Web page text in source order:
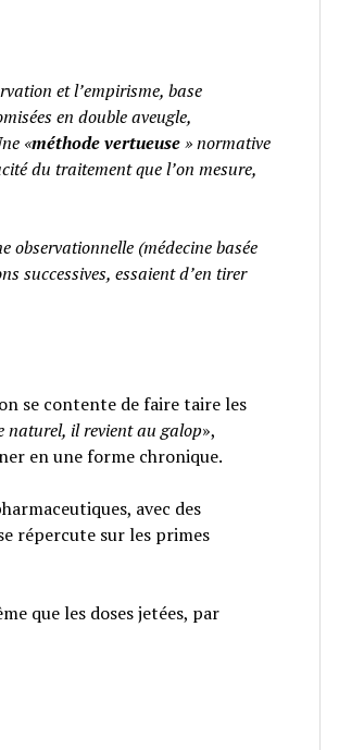
et l’empirisme, base
en double aveugle,
«méthode vertueuse» normative
du traitement que l’on mesure,
observationnelle (médecine basée
successives, essaient d’en tirer
se contente de faire taire les
naturel, il revient au galop»,
en une forme chronique.
avec des
répercute sur les primes
que les doses jetées, par